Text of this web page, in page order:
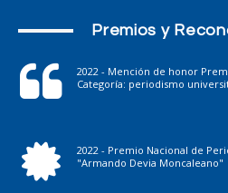
Premios y
2022 - Mención de honor
Categoría: periodismo
2022 - Premio Nacional de
"Armando Devia Moncaleano"